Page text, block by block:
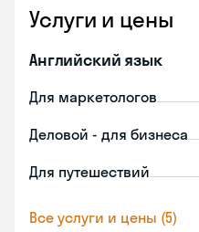
Услуги и цены
Английский язык
Для маркетологов
Деловой - для бизнеса
Для путешествий
Все услуги и цены (5)